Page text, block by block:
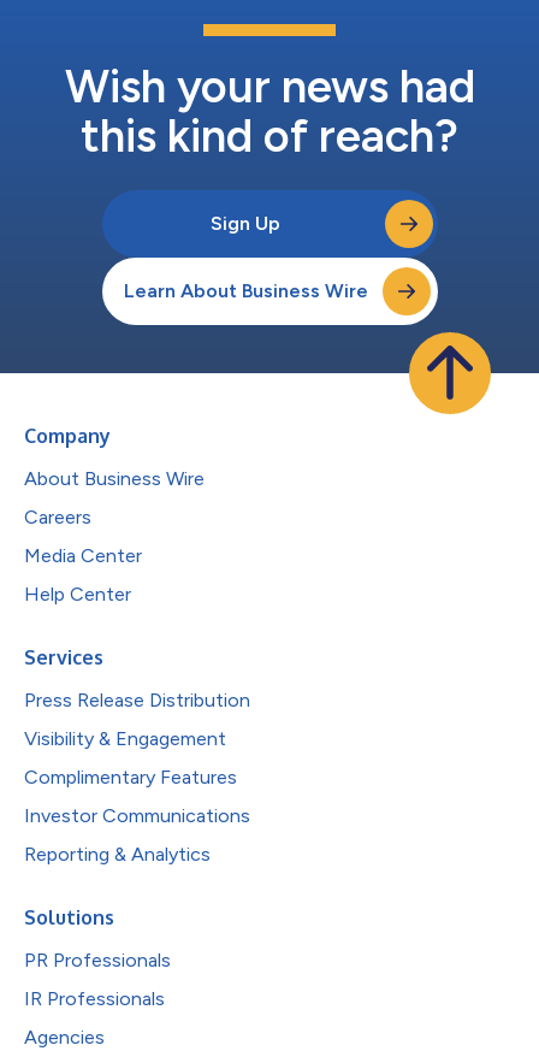
構參與。該活動可望鞏固巴拿馬做為貿易和物流樞紐的全球地位，
提升其在國際投資領域的知名度。 AlZarooni博士閣下表示：
Wish your news had
this kind of reach?
Sign Up
Learn About Business Wire
Company
About Business Wire
Careers
Media Center
Help Center
Services
Press Release Distribution
Visibility & Engagement
Complimentary Features
Investor Communications
Reporting & Analytics
Solutions
PR Professionals
IR Professionals
Agencies